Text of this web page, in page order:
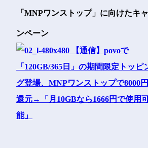
「MNPワンストップ」に向けたキャ
ンペーン